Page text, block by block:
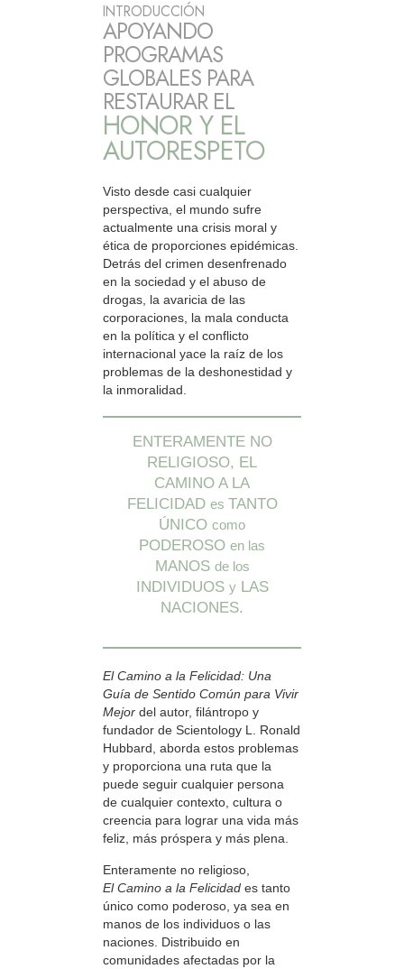
INTRODUCCIÓN
APOYANDO
PROGRAMAS
GLOBALES PARA
RESTAURAR EL
HONOR Y EL
AUTORESPETO
Visto desde casi cualquier
perspectiva, el mundo sufre
actualmente una crisis moral y
ética de proporciones epidémicas.
Detrás del crimen desenfrenado
en la sociedad y el abuso de
drogas, la avaricia de las
corporaciones, la mala conducta
en la política y el conflicto
internacional yace la raíz de los
problemas de la deshonestidad y
la inmoralidad.
ENTERAMENTE NO
RELIGIOSO, EL
CAMINO A LA
FELICIDAD es TANTO
ÚNICO como
PODEROSO en las
MANOS de los
INDIVIDUOS yLAS
NACIONES.
El Camino a la Felicidad: Una
Guía de Sentido Común para Vivir
Mejor del autor, filántropo y
fundador de Scientology L. Ronald
Hubbard, aborda estos problemas
y proporciona una ruta que la
puede seguir cualquier persona
de cualquier contexto, cultura o
creencia para lograr una vida más
feliz, más próspera y más plena.
Enteramente no religioso,
El Camino a la Felicidad es tanto
único como poderoso, ya sea en
manos de los individuos o las
naciones. Distribuido en
comunidades afectadas por la